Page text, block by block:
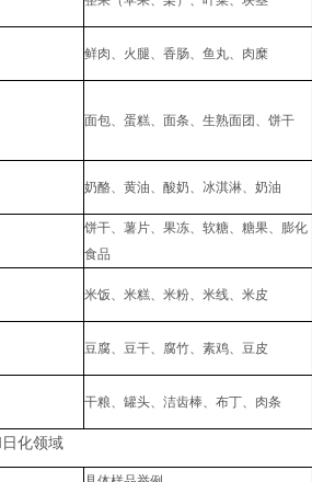
鲜肉、火腿、香肠、鱼丸、肉糜
面包、蛋糕、面条、生熟面团、饼干
奶酪、黄油、酸奶、冰淇淋、奶油
饼干、薯片、果冻、软糖、糖果、膨化
食品
米饭、米糕、米粉、米线、米皮
豆腐、豆干、腐竹、素鸡、豆皮
干粮、罐头、洁齿棒、布丁、肉条
化领域